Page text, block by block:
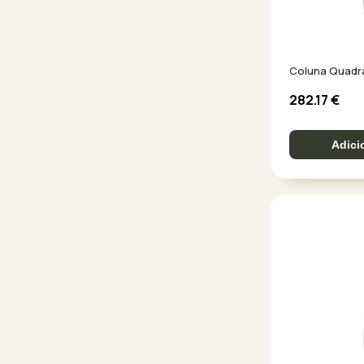
Coluna
282.17€